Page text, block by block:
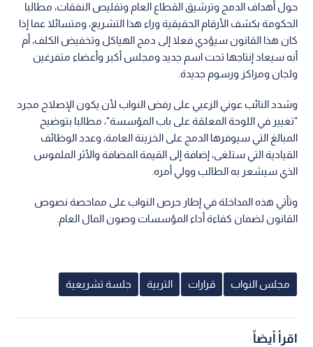
حول أهداف الدمج وترشيق القطاع العام وتقليص النفقات، مطالبا
الحكومة بكشف الأرقام الحقيقية وراء هذا التشريع، ومتسائلا عما إذا
كان هذا القانون سيؤدي فعلا إلى دمج الهياكل وتخفيض الكلف، أم
أنه سيعاد إنتاجها تحت اسم جديد ومجلس أكبر وأعضاء متفرغين
ولجان ومراكز ورسوم جديدة.
وشدد النائب عوني الزعبي على رفض النواب لأن يكون الإصلاح مجرد
"تغيير في اللوحة المعلقة على باب المؤسسة"، مطالبا بتوضيح
المبالغ التي سيوفرها الدمج على الخزينة العامة، وعدد الوظائف
القيادية التي ستلغى، إضافة إلى القيمة المضافة والأثر الملموس
الذي سيشعر به الطالب وولي أمره.
وتأتي هذه المداخلة في إطار حرص النواب على مماحصة نصوص
القانون لضمان كفاءة أداء المؤسسات وصون المال العام.
مجلس النواب قرارات التربية جلسة تشريعية
اقرأ أيضاً